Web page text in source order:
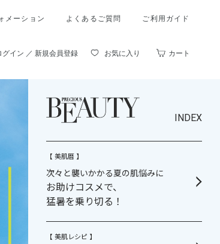
メーション よくあるご質問 ご利用ガイド
グイン ／ 新規会員登録 お気に入り カート
INDEX
【 美肌暦 】
次々と襲いかかる夏の肌悩みに
お助けコスメで、
猛暑を乗り切る！
【 美肌レシピ 】